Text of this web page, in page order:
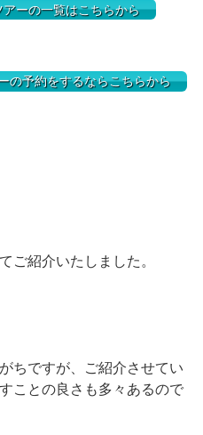
ーの一覧はこちらから
の予約をするならこちらから
ご紹介いたしました。
ちですが、ご紹介させてい
ことの良さも多々あるので